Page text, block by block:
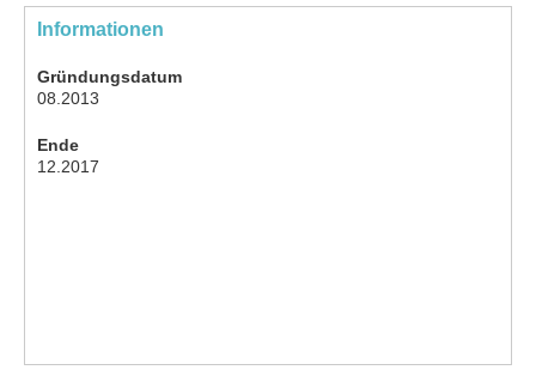
Informationen
Gründungsdatum
08.2013
Ende
12.2017